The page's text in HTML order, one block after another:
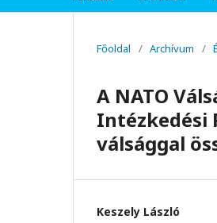
Főoldal / Archívum /
A NATO
Intézkedési
válsággal
Keszely László